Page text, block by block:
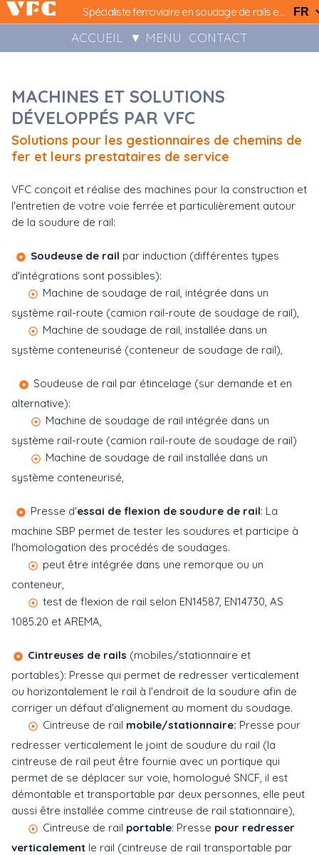
Spécialiste ferroviaire en soudage de rails et installations LRS..
ACCUEIL ▼ MENU CONTACT
MACHINES ET SOLUTIONS
DÉVELOPPÉS PAR VFC
Solutions pour les gestionnaires de chemins de
fer et leurs prestataires de service
VFC conçoit et réalise des machines pour la construction et
l'entretien de votre voie ferrée et particulièrement autour
de la soudure de rail:
Soudeuse de rail par induction (différentes types
d'intégrations sont possibles):
Machine de soudage de rail, intégrée dans un
système rail-route (camion rail-route de soudage de rail),
Machine de soudage de rail, installée dans un
système conteneurisé (conteneur de soudage de rail),
Soudeuse de rail par étincelage (sur demande et en
alternative):
Machine de soudage de rail intégrée dans un
système rail-route (camion rail-route de soudage de rail)
Machine de soudage de rail installée dans un
système conteneurisé,
Presse d'essai de flexion de soudure de rail: La
machine SBP permet de tester les soudures et participe à
l'homologation des procédés de soudages.
peut être intégrée dans une remorque ou un
conteneur,
test de flexion de rail selon EN14587, EN14730, AS
1085.20 et AREMA,
Cintreuses de rails (mobiles/stationnaire et
portables): Presse qui permet de redresser verticalement
ou horizontalement le rail à l'endroit de la soudure afin de
corriger un défaut d'alignement au moment du soudage.
Cintreuse de rail mobile/stationnaire: Presse pour
redresser verticalement le joint de soudure du rail (la
cintreuse de rail peut être fournie avec un portique qui
permet de se déplacer sur voie, homologué SNCF, il est
démontable et transportable par deux personnes, elle peut
aussi être installée comme cintreuse de rail stationnaire),
Cintreuse de rail portable: Presse pour redresser
verticalement le rail (cintreuse de rail transportable par